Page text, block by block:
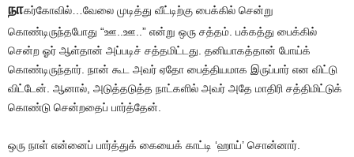
நாகர்கோவில்…வேலை முடித்து வீட்டிற்கு பைக்கில் சென்று
கொண்டிருந்தபோது “ஊ..ஊ..” என்று ஒரு சத்தம். பக்கத்து பைக்கில்
சென்ற ஓர் ஆள்தான் அப்படிச் சத்தமிட்டது. தனியாகத்தான் போய்க்
கொண்டிருந்தார். நான் கூட அவர் ஏதோ பைத்தியமாக இருப்பார் என விட்டு
விட்டேன். ஆனால், அடுத்தடுத்த நாட்களில் அவர் அதே மாதிரி சத்திமிட்டுக்
கொண்டு சென்றதைப் பார்த்தேன்.
ஒரு நாள் என்னைப் பார்த்துக் கையைக் காட்டி ‘ஹாய்’ சொன்னார்.